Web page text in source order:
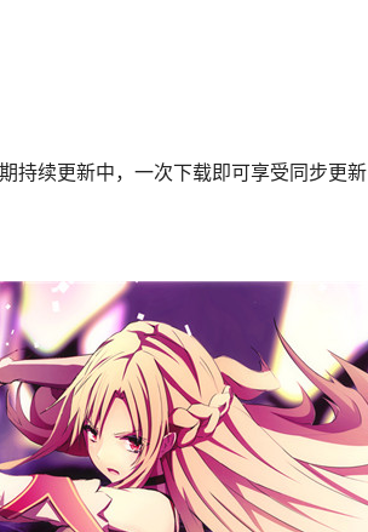
持续更新中，一次下载即可享受同步更新